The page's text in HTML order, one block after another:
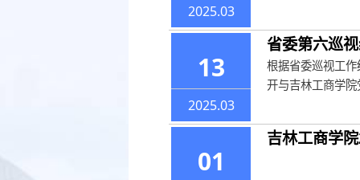
2025.03
13
2025.03
省委第六巡
根据省委巡视工
开与吉林工商学
01
吉林工商学